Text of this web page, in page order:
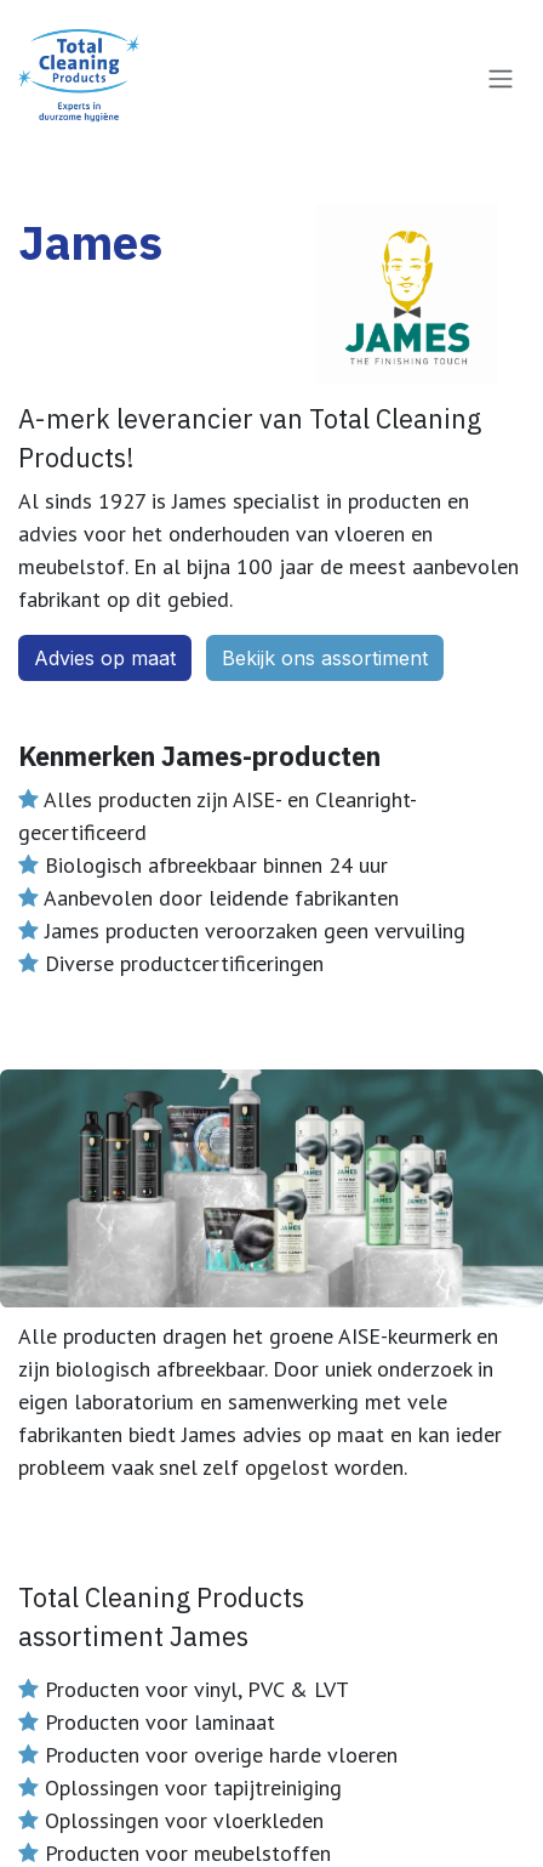
Kenmerken James-producten
​ Alles producten zijn AISE- en Cleanright-
gecertificeerd
Biologisch afbreekbaar binnen 24 uur
Aanbevolen door leidende fabrikanten
James producten veroorzaken geen vervuiling
Diverse productcertificeringen
James
A-merk leverancier van Total Cleaning
Products!
Al sinds 1927 is James specialist in producten en
advies voor het onderhouden van vloeren en
meubelstof. En al bijna 100 jaar de meest aanbevolen
fabrikant op dit gebied.
Advies op maa​​t Bekijk ons assort​​iment
Alle producten dragen het groene AISE-keurmerk en
zijn biologisch afbreekbaar. Door uniek onderzoek in
eigen laboratorium en samenwerking met vele
fabrikanten biedt James advies op maat en kan ieder
probleem vaak snel zelf opgelost worden.
Total Cleaning Products
assortiment James
Producten voor vinyl, PVC & LVT
Producten voor laminaat
Producten voor overige harde vloeren
Oplossingen voor tapijtreiniging
Oplossingen voor vloerkleden
Producten voor meubelstoffen